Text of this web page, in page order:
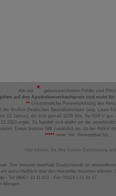
Alle mit
gekennzeichneten Felder sind
auf den Apothekenverkaufspreis und nicht
**Unverbindliche Preisempfehlung des
Großen Deutschen Spezialitätentaxe (sog. Lauer-
12 Jahren), die sich gemäß §129 Abs. 5a SGB V
ergibt. Es handelt sich nicht um die
Diese Summe fällt zusätzlich an, da der Artikel
***** verw. bis: Verwendbar bis.
Hier können Sie Ihre Cookie-Zustimmung
Der Versand innerhalb Deutschlands ist
wir ausschließlich über den Hersteller beziehen
- Tel 0800 / 10 11 422 - Fax 05424 / 21 64 47
Mengen.